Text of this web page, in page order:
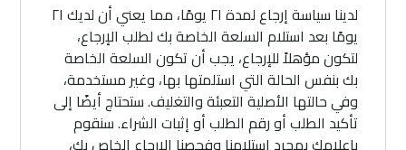
لدينا سياسة إرجاع لمدة ۲۱ يومًا، مما يعني أن لديك ۲۱
يومًا بعد استلام السلعة الخاصة بك لطلب الإرجاع،
لتكون مؤهلاً للإرجاع، يجب أن تكون السلعة الخاصة
بك بنفس الحالة التي استلمتها بها، وغير مستخدمة،
وفي حالتها الأصلية التعبئة والتغليف. ستحتاج أيضًا إلى
تأكيد الطلب أو رقم الطلب أو إثبات الشراء. سنقوم